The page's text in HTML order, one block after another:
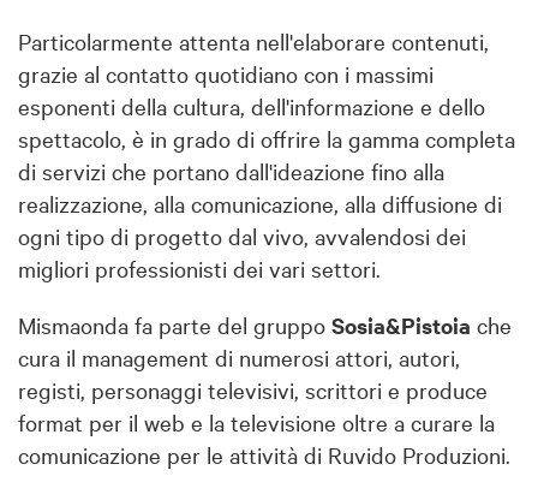
Particolarmente attenta nell'elaborare contenuti,
grazie al contatto quotidiano con i massimi
esponenti della cultura, dell'informazione e dello
spettacolo, è in grado di offrire la gamma completa
di servizi che portano dall'ideazione fino alla
realizzazione, alla comunicazione, alla diffusione di
ogni tipo di progetto dal vivo, avvalendosi dei
migliori professionisti dei vari settori.
Mismaonda fa parte del gruppo Sosia&Pistoia che
cura il management di numerosi attori, autori,
registi, personaggi televisivi, scrittori e produce
format per il web e la televisione oltre a curare la
comunicazione per le attività di Ruvido Produzioni.